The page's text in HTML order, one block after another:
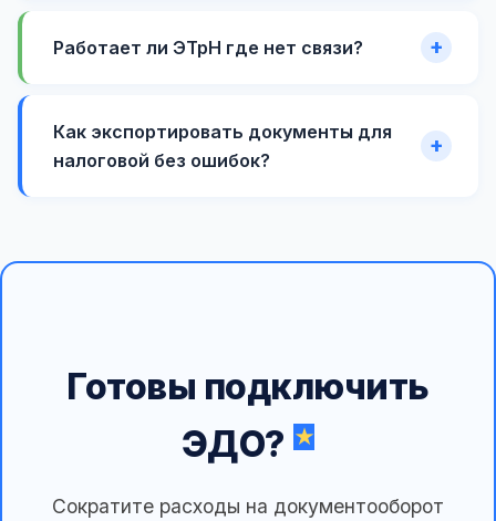
Работает ли ЭТрН где нет связи?
Как экспортировать документы для
налоговой без ошибок?
Готовы подключить
ЭДО?
Сократите расходы на документооборот